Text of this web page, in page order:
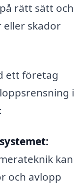
rätt sätt och
skador
ett företag
i
kan
och avlopp